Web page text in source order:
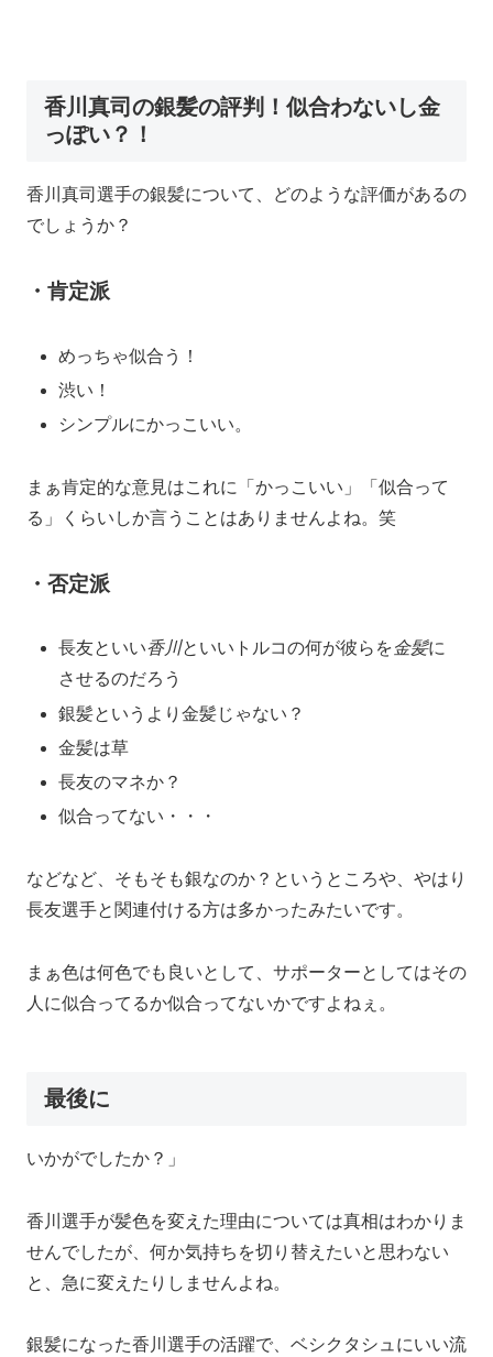
香川真司の銀髪の評判！似合わないし金
っぽい？！
香川真司選手の銀髪について、どのような評価があるの
でしょうか？
・ 肯定派
めっちゃ似合う！
渋い！
シンプルにかっこいい。
まぁ肯定的な意見はこれに「かっこいい」「似合って
る」くらいしか言うことはありませんよね。笑
・ 否定派
長友といい香川といいトルコの何が彼らを金髪に
させるのだろう
銀髪というより金髪じゃない？
金髪は草
長友のマネか？
似合ってない・・・
などなど、そもそも銀なのか？というところや、やはり
長友選手と関連付ける方は多かったみたいです。
まぁ色は何色でも良いとして、サポーターとしてはその
人に似合ってるか似合ってないかですよねぇ。
最後に
いかがでしたか？」
香川選手が髪色を変えた理由については真相はわかりま
せんでしたが、何か気持ちを切り替えたいと思わない
と、急に変えたりしませんよね。
銀髪になった香川選手の活躍で、ベシクタシュにいい流